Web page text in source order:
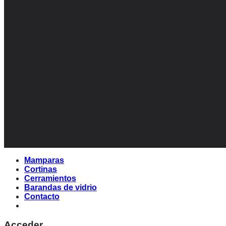
Mamparas
Cortinas
Cerramientos
Barandas de vidrio
Contacto